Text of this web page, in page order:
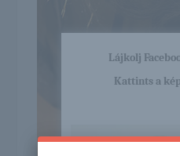
Lájkolj
Kattints a